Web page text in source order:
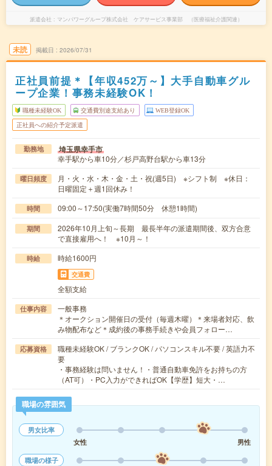
派遣会社 マンパワーグループ株式会社 ケアサービス事業部 （医療福祉介護関連）
未読 掲載日 2026/07/31
正社員前提＊【年収452万～】大手自動車グル
ープ企業！事務未経験OK！
職種未経験OK 交通費別途支給あり WEB登録OK
正社員への紹介予定派遣
勤務地 埼玉県幸手市
幸手駅から車10分／杉戸高野台駅から車13分
曜日頻度
月・火・水・木・金・土・祝(週5日) ※シフト制 ※休日：
日曜固定＋週1回休み！
時間 09:00～17:50(実働7時間50分 休憩1時間)
期間
2026年10月上旬～長期 最長半年の派遣期間後、双方合意
で直接雇用へ！ ※10月～！
時給 時給1600円
交通費
全額支給
仕事内容
一般事務
＊オークション開催日の受付（毎週木曜）＊来場者対応、飲
み物配布など＊成約後の事務手続きや会員フォロー…
応募資格
職種未経験OK / ブランクOK / パソコンスキル不要 / 英語力不
要
・事務経験は問いません！・普通自動車免許をお持ちの方
（AT可）・PC入力ができればOK【学歴】短大・…
職場の雰囲気
男女比率
女性
男性
職場の様子